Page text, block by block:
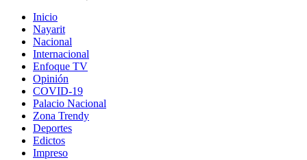
Inicio
Nayarit
Nacional
Internacional
Enfoque TV
Opinión
COVID-19
Palacio Nacional
Zona Trendy
Deportes
Edictos
Impreso